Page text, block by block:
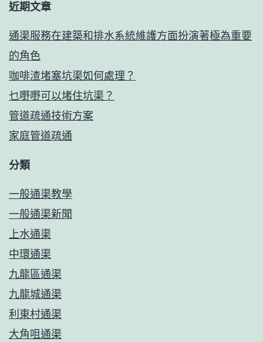
近期文章
通渠服務在建築和排水系統維護方面扮演著極為重要
的角色
咖啡渣堵塞坑渠如何處理？
乜嘢嘢可以堵住坑渠？
管道疏通技術方案
家庭管道疏通
分類
一般通渠教學
一般通渠新聞
上水通渠
中環通渠
九龍區通渠
九龍城通渠
利東村通渠
大角咀通渠